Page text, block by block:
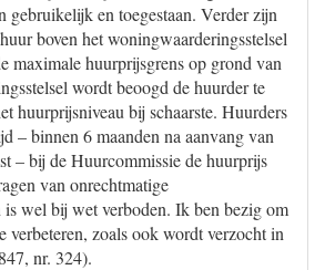
gebruikelijk en toegestaan. Verder zijn
boven het woningwaarderingsstelsel
maximale huurprijsgrens op grond van
wordt beoogd de huurder te
huurprijsniveau bij schaarste. Huurders
– binnen 6 maanden na aanvang van
– bij de Huurcommissie de huurprijs
van onrechtmatige
is wel bij wet verboden. Ik ben bezig om
verbeteren, zoals ook wordt verzocht in
nr. 324).